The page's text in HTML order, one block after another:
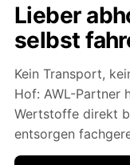
Lieber
selbst
Kein Transport,
Hof: AWL-Partner
Wertstoffe direkt
entsorgen